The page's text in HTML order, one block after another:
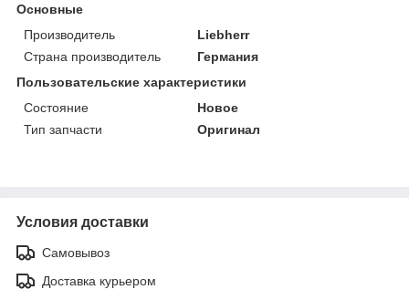
Основные
Производитель
Liebherr
Страна производитель
Германия
Пользовательские характеристики
Состояние
Новое
Тип запчасти
Оригинал
Условия доставки
Самовывоз
Доставка курьером